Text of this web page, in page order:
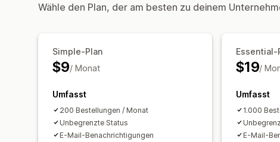
Wähle den Plan, der am besten zu deinem
Simple-Plan
$9/ Monat
Umfasst
200 Bestellungen / Monat
Unbegrenzte Status
E-Mail-Benachrichtigungen
Essential-
$19/
Umfasst
1.000
E-Mail-